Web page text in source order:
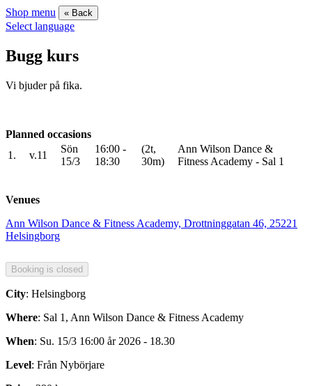
Shop menu « Back
Select language
Bugg kurs
Vi bjuder på fika.
Planned occasions
1.
v.11
Sön
15/3
16:00 -
18:30
(2t,
30m)
Ann Wilson Dance &
Fitness Academy - Sal 1
Venues
Ann Wilson Dance & Fitness Academy, Drottninggatan 46, 25221
Helsingborg
City: Helsingborg
Where: Sal 1, Ann Wilson Dance & Fitness Academy
When: Su. 15/3 16:00 år 2026 - 18.30
Level: Från Nybörjare